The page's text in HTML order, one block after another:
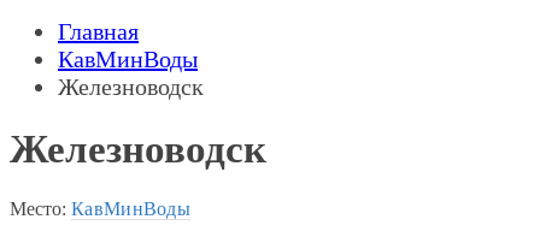
Главная
КавМинВоды
Железноводск
Железноводск
Место: КавМинВоды